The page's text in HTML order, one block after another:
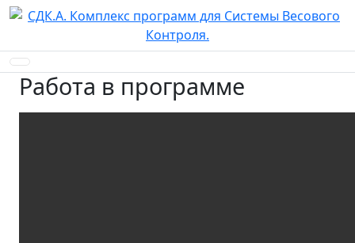
Работа в программе